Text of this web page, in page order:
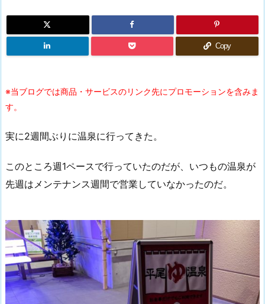
Copy
※当ブログでは商品・サービスのリンク先にプロモーションを含みま
す。
実に2週間ぶりに温泉に行ってきた。
このところ週1ペースで行っていたのだが、いつもの温泉が
先週はメンテナンス週間で営業していなかったのだ。